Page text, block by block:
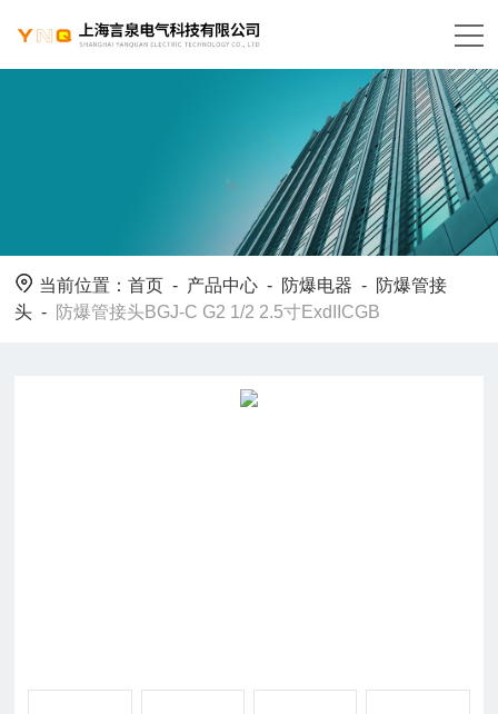
当前位置：首页 - 产品中心 - 防爆电器 - 防爆管接
头 - 防爆管接头BGJ-C G2 1/2 2.5寸ExdIICGB